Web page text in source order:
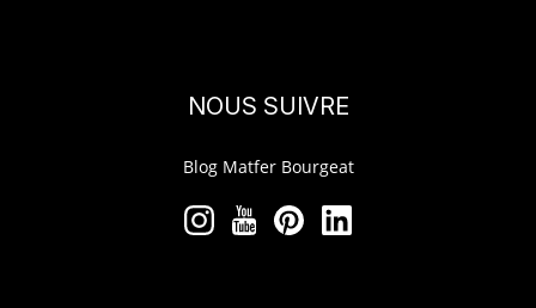
NOUS SUIVRE
Blog Matfer Bourgeat